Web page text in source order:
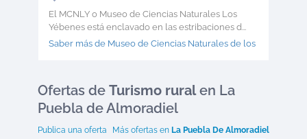
El MCNLY o Museo de Ciencias Naturales Los
Yébenes está enclavado en las estribaciones d...
Saber más de Museo de Ciencias Naturales de los Y >
Ofertas de Turismo ruralen La
Puebla de Almoradiel
Publica una oferta Más ofertas en La Puebla De Almoradiel